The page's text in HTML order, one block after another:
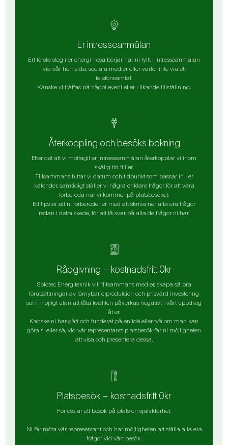
Er intresseanmälan
Ert första steg i er energi-resa börjar när ni fyllt i intresseanmälan
via vår hemsida, sociala medier eller varför inte via ett
telefonsamtal.
Kanske vi träffas på något event eller i likande tillställning.
Återkoppling och besöks bokning
Efter det att vi mottagit er intresseanmälan återkopplar vi inom
skälig tid till er.
Tillsammans hittar vi datum och tidpunkt som passar in i er
kalender, samtidigt ställer vi några enklare frågor för att vara
förbereda när vi kommer på platsbesöket.
Ett tips är att ni förbereder er med att skriva ner alla era frågor
redan i detta skede, för att få svar på alla de frågor ni har.
Rådgivning – kostnadsfritt 0kr
Solotec Energiteknik vill tillsammans med er, skapa så bra
förutsättningar av förnybar elproduktion och prisvärd investering
som möjligt utan att låta kvalitén påverkas negativt i vårt uppdrag
åt er.
Kanske ni har gått och funderat på en idé eller två om man kan
göra si eller så, vid vår representants platsbesök får ni möjligheten
att visa och presentera dessa.
Platsbesök – kostnadsfritt 0kr
För oss är ett besök på plats en självklarhet.
Ni får möta vår representant och har möjligheten att ställa alla era
frågor vid vårt besök.